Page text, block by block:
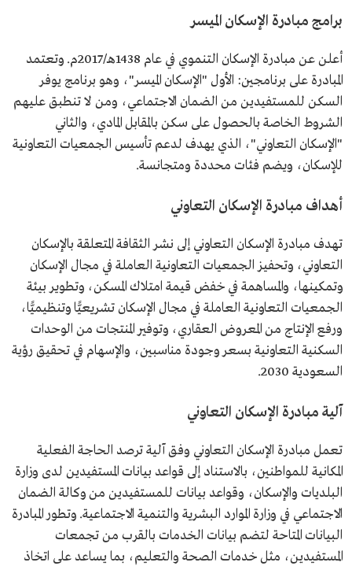
برامج مبادرة الإسكان الميسر
أعلن عن مبادرة الإسكان التنموي في عام 1438هـ/2017م. وتعتمد
المبادرة على برنامجين: الأول "الإسكان الميسر"، وهو برنامج يوفر
السكن للمستفيدين من الضمان الاجتماعي، ومن لا تنطبق عليهم
الشروط الخاصة بالحصول على سكن بالمقابل المادي، والثاني
"الإسكان التعاوني"، الذي يهدف لدعم تأسيس الجمعيات التعاونية
للإسكان، ويضم فئات محددة ومتجانسة.
أهداف مبادرة الإسكان التعاوني
تهدف مبادرة الإسكان التعاوني إلى نشر الثقافة المتعلقة بالإسكان
التعاوني، وتحفيز الجمعيات التعاونية العاملة في مجال الإسكان
وتمكينها، والمساهمة في خفض قيمة امتلاك المسكن، وتطوير بيئة
الجمعيات التعاونية العاملة في مجال الإسكان تشريعيًّا وتنظيميًّا،
ورفع الإنتاج من المعروض العقاري، وتوفير المنتجات من الوحدات
السكنية التعاونية بسعر وجودة مناسبين، والإسهام في تحقيق رؤية
السعودية 2030.
آلية مبادرة الإسكان التعاوني
تعمل مبادرة الإسكان التعاوني وفق آلية ترصد الحاجة الفعلية
المكانية للمواطنين، بالاستناد إلى قواعد بيانات المستفيدين لدى وزارة
البلديات والإسكان، وقواعد بيانات للمستفيدين من وكالة الضمان
الاجتماعي في وزارة الموارد البشرية والتنمية الاجتماعية. وتطور المبادرة
البيانات المتاحة لتضم بيانات الخدمات بالقرب من تجمعات
المستفيدين، مثل خدمات الصحة والتعليم، بما يساعد على اتخاذ